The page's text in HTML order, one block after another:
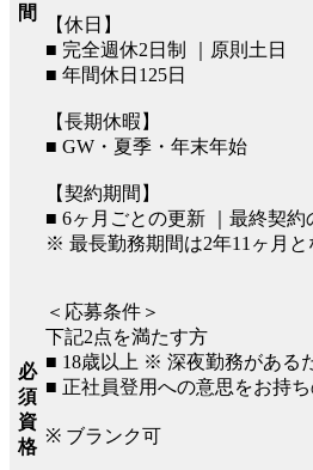
間
【休日】
■ 完全週休2日制 ｜原則土日
■ 年間休日125日
【長期休暇】
■ GW・夏季・年末年始
【契約期間】
■ 6ヶ月ごとの更新 ｜最終契約
※ 最長勤務期間は2年11ヶ月と
必
須
資
格
＜応募条件＞
下記2点を満たす方
■ 18歳以上 ※ 深夜勤務がある
■ 正社員登用への意思をお持
※ ブランク可